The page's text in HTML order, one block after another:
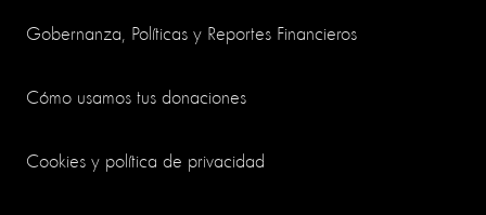
Gobernanza, Políticas y Reportes Financieros
Cómo usamos tus donaciones
Cookies y política de privacidad